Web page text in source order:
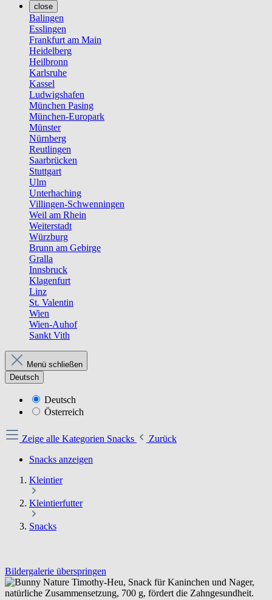
close
Balingen
Esslingen
Frankfurt am Main
Heidelberg
Heilbronn
Karlsruhe
Kassel
Ludwigshafen
München Pasing
München-Europark
Münster
Nürnberg
Reutlingen
Saarbrücken
Stuttgart
Ulm
Unterhaching
Villingen-Schwenningen
Weil am Rhein
Weiterstadt
Würzburg
Brunn am Gebirge
Gralla
Innsbruck
Klagenfurt
Linz
St. Valentin
Wien
Wien-Auhof
Sankt Vith
Menü schließen
Deutsch
Deutsch
Österreich
Zeige alle Kategorien Snacks
Zurück
Snacks anzeigen
Kleintier
Kleintierfutter
Snacks
Bildergalerie überspringen